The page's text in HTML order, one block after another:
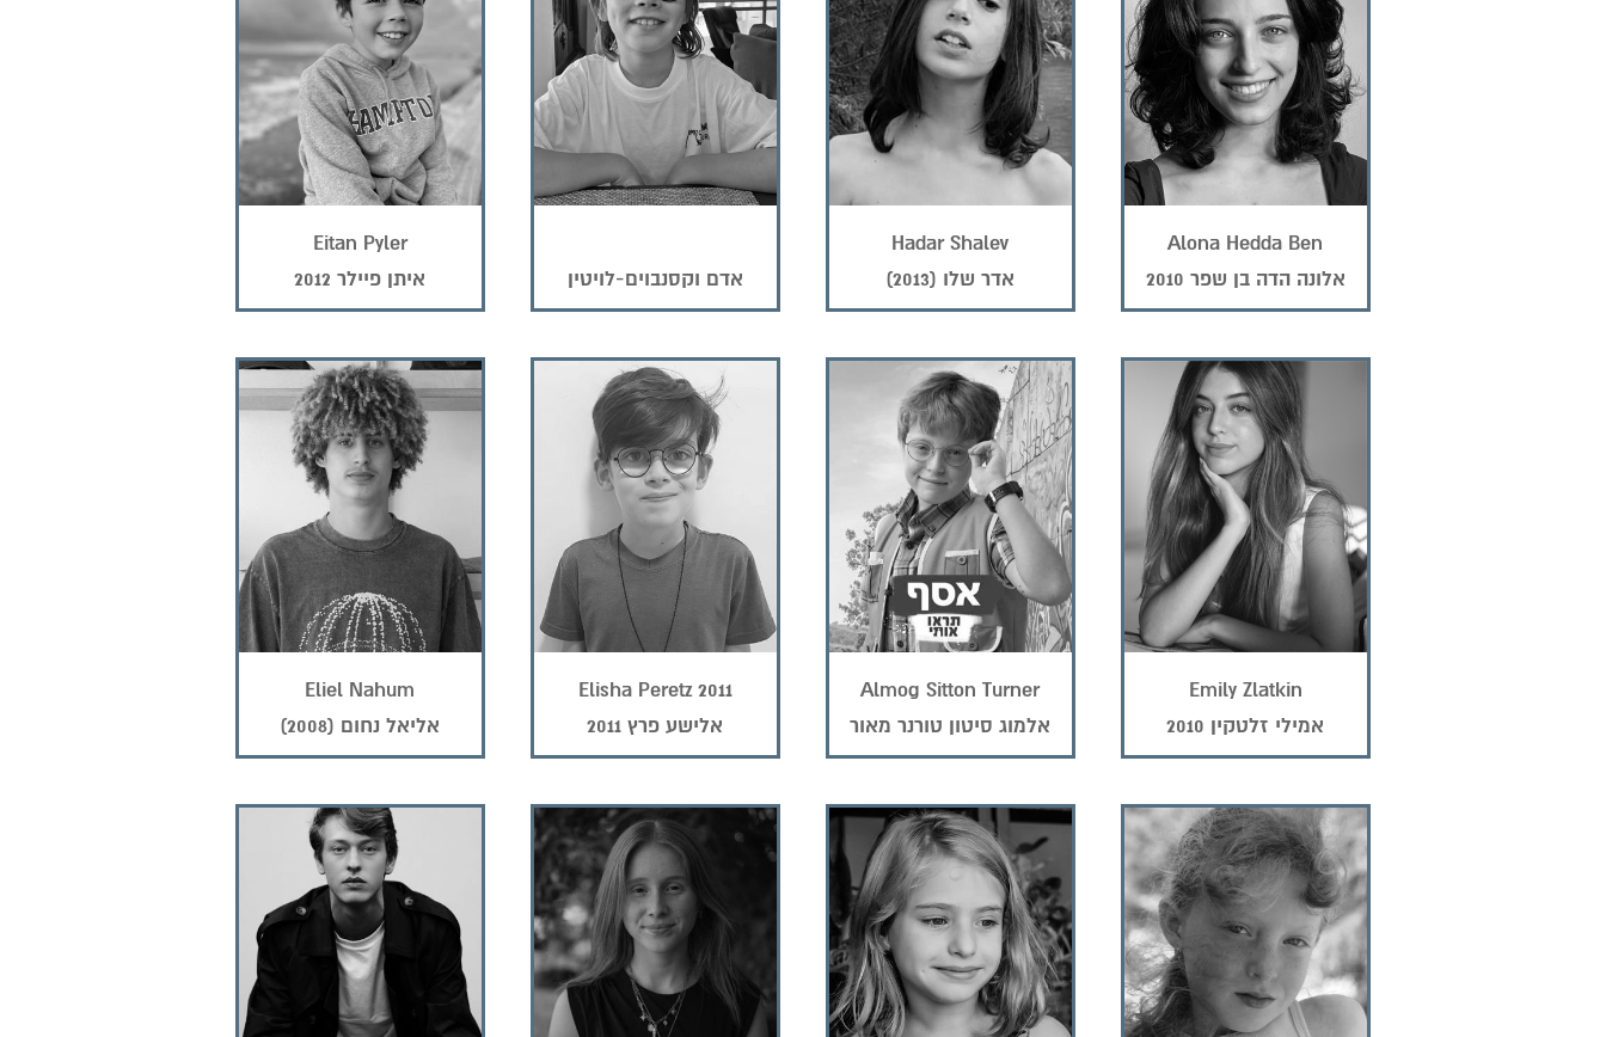
Eitan Pyler
איתן פיילר 2012
אדם וקסנבוים-לויטין
2015
Hadar Shalev
אדר שלו (2013)
Alona Hedda Ben
Sheffer
אלונה הדה בן שפר 2010
Eliel Nahum
אליאל נחום (2008)
Elisha Peretz 2011
אלישע פרץ 2011
Almog Sitton Turner
Maor 2014
אלמוג סיטון טורנר מאור
2014
Emily Zlatkin
אמילי זלטקין 2010